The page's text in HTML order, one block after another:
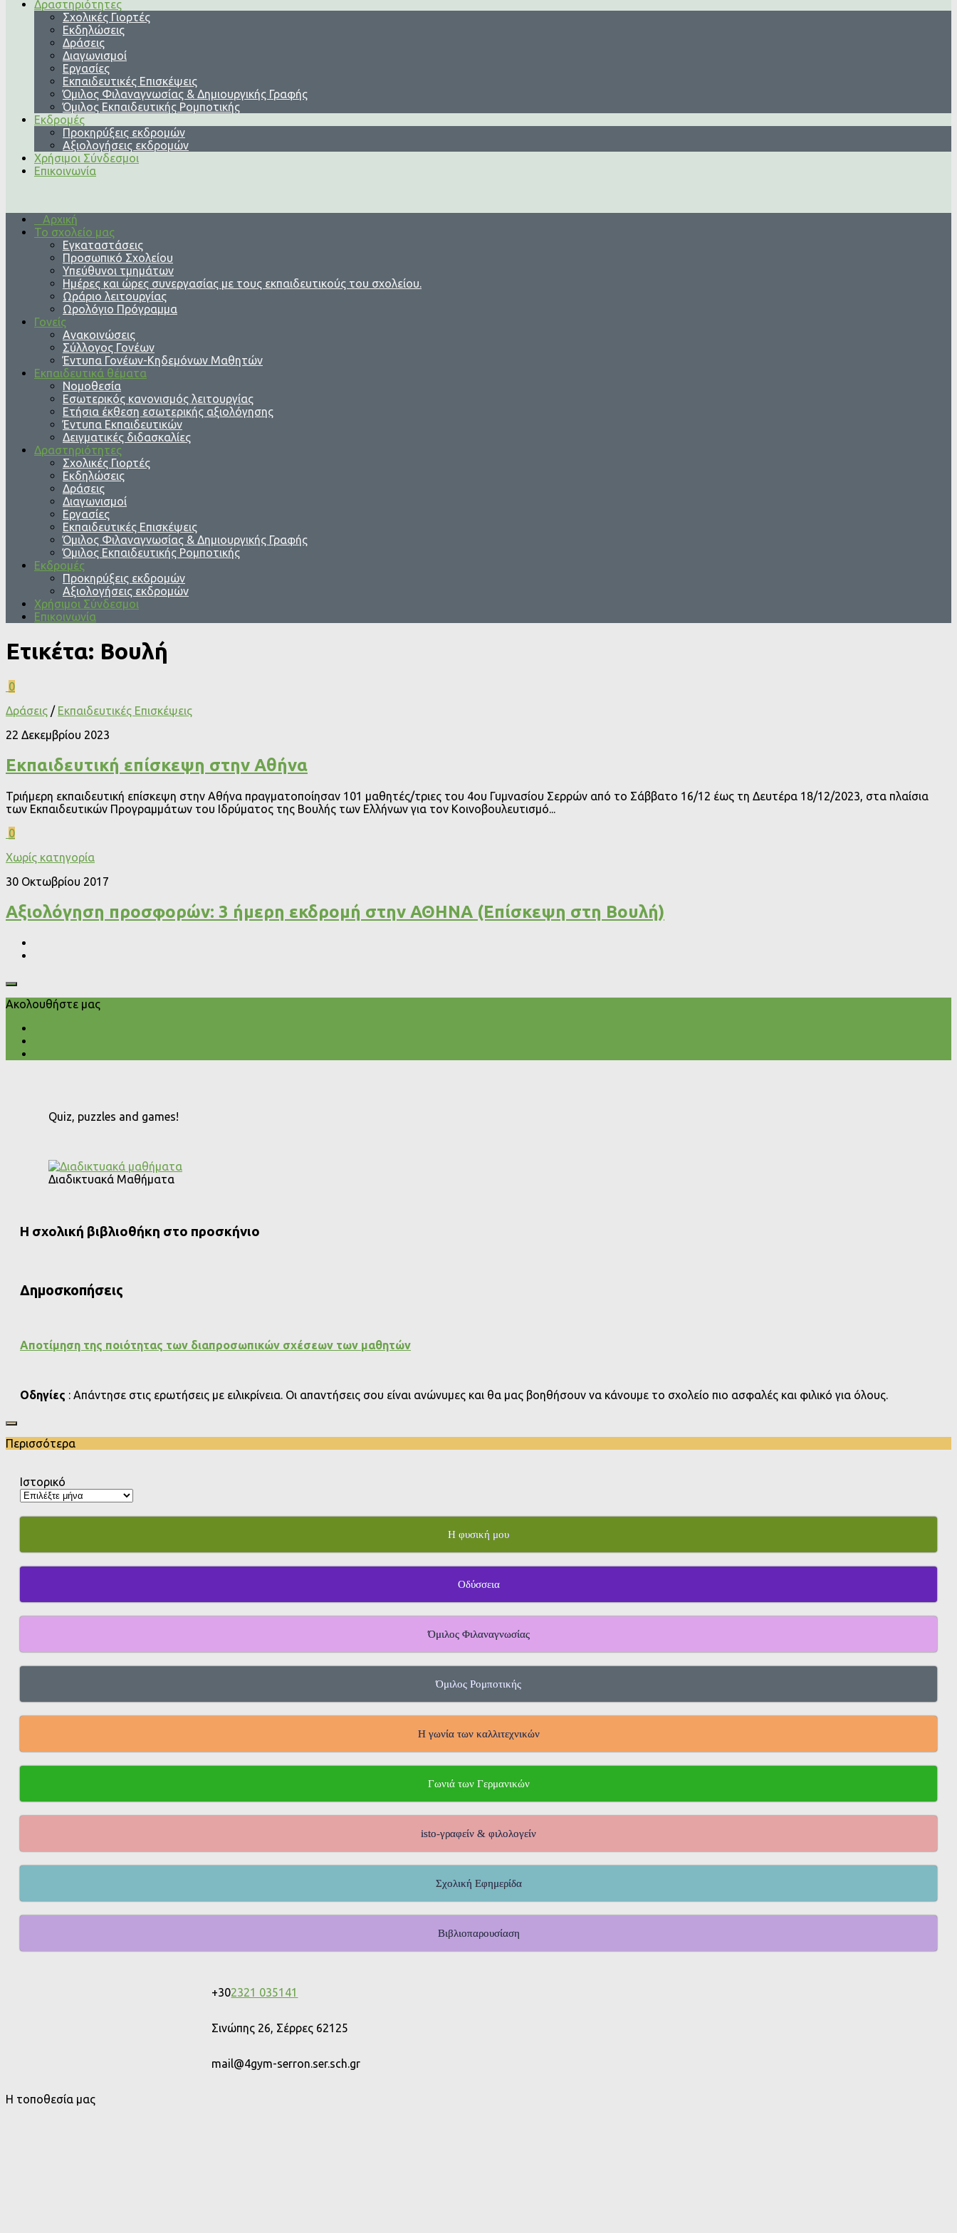
Δραστηριότητες
Σχολικές Γιορτές
Εκδηλώσεις
Δράσεις
Διαγωνισμοί
Εργασίες
Εκπαιδευτικές Επισκέψεις
Όμιλος Φιλαναγνωσίας & Δημιουργικής Γραφής
Όμιλος Εκπαιδευτικής Ρομποτικής
Εκδρομές
Προκηρύξεις εκδρομών
Αξιολογήσεις εκδρομών
Χρήσιμοι Σύνδεσμοι
Επικοινωνία
Αρχική
Το σχολείο μας
Εγκαταστάσεις
Προσωπικό Σχολείου
Υπεύθυνοι τμημάτων
Ημέρες και ώρες συνεργασίας με τους εκπαιδευτικούς του σχολείου.
Ωράριο λειτουργίας
Ωρολόγιο Πρόγραμμα
Γονείς
Ανακοινώσεις
Σύλλογος Γονέων
Έντυπα Γονέων-Κηδεμόνων Μαθητών
Εκπαιδευτικά θέματα
Νομοθεσία
Εσωτερικός κανονισμός λειτουργίας
Ετήσια έκθεση εσωτερικής αξιολόγησης
Έντυπα Εκπαιδευτικών
Δειγματικές διδασκαλίες
Δραστηριότητες
Σχολικές Γιορτές
Εκδηλώσεις
Δράσεις
Διαγωνισμοί
Εργασίες
Εκπαιδευτικές Επισκέψεις
Όμιλος Φιλαναγνωσίας & Δημιουργικής Γραφής
Όμιλος Εκπαιδευτικής Ρομποτικής
Εκδρομές
Προκηρύξεις εκδρομών
Αξιολογήσεις εκδρομών
Χρήσιμοι Σύνδεσμοι
Επικοινωνία
Ετικέτα: Βουλή
0
Δράσεις / Εκπαιδευτικές Επισκέψεις
22 Δεκεμβρίου 2023
Εκπαιδευτική επίσκεψη στην Αθήνα
Τριήμερη εκπαιδευτική επίσκεψη στην Αθήνα πραγματοποίησαν 101 μαθητές/τριες του 4ου Γυμνασίου Σερρών από το Σάββατο 16/12 έως τη Δευτέρα 18/12/2023, στα πλαίσια
των Εκπαιδευτικών Προγραμμάτων του Ιδρύματος της Βουλής των Ελλήνων για τον Κοινοβουλευτισμό...
0
Χωρίς κατηγορία
30 Οκτωβρίου 2017
Αξιολόγηση προσφορών: 3 ήμερη εκδρομή στην ΑΘΗΝΑ (Επίσκεψη στη Βουλή)
Ακολουθήστε μας
Quiz, puzzles and games!
Διαδικτυακά Μαθήματα
Η σχολική βιβλιοθήκη στο προσκήνιο
Δημοσκοπήσεις
Αποτίμηση της ποιότητας των διαπροσωπικών σχέσεων των μαθητών
Οδηγίες : Απάντησε στις ερωτήσεις με ειλικρίνεια. Οι απαντήσεις σου είναι ανώνυμες και θα μας βοηθήσουν να κάνουμε το σχολείο πιο ασφαλές και φιλικό για όλους.
Περισσότερα
Ιστορικό
Η φυσική μου
Οδύσσεια
Όμιλος Φιλαναγνωσίας
Όμιλος Ρομποτικής
Η γωνία των καλλιτεχνικών
Γωνιά των Γερμανικών
isto-γραφείν & φιλολογείν
Σχολική Εφημερίδα
Βιβλιοπαρουσίαση
+302321 035141
Σινώπης 26, Σέρρες 62125
mail@4gym-serron.ser.sch.gr
Η τοποθεσία μας